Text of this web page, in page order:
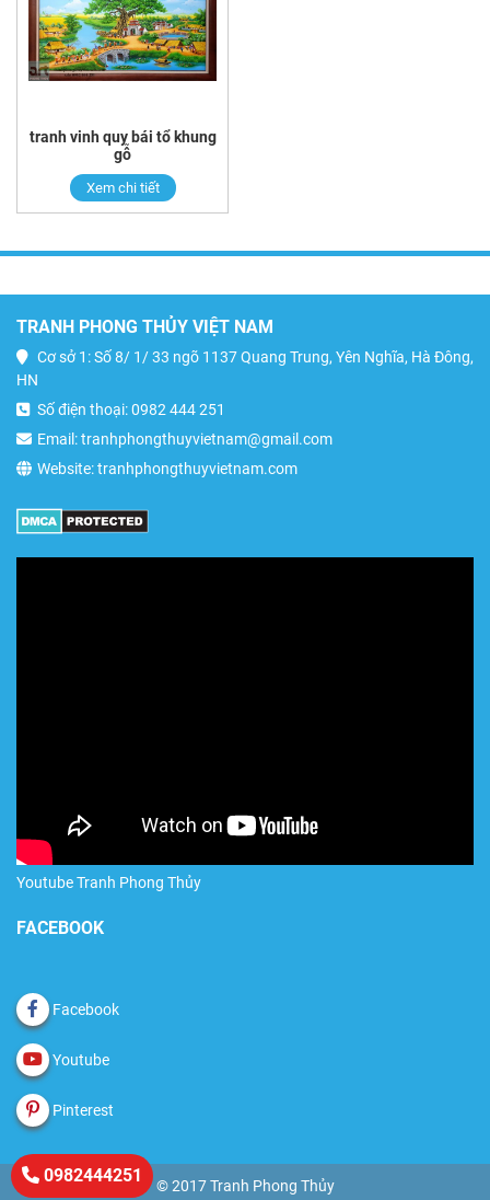
tranh vinh quy bái tổ khung
gỗ
Xem chi tiết
TRANH PHONG THỦY VIỆT NAM
Cơ sở 1: Số 8/ 1/ 33 ngõ 1137 Quang Trung, Yên Nghĩa, Hà Đông,
HN
Số điện thoại: 0982 444 251
Email: tranhphongthuyvietnam@gmail.com
Website: tranhphongthuyvietnam.com
Youtube Tranh Phong Thủy
FACEBOOK
Facebook
Youtube
Pinterest
© 2017 Tranh Phong Thủy
0982444251